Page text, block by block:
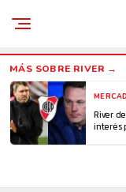
River
interés